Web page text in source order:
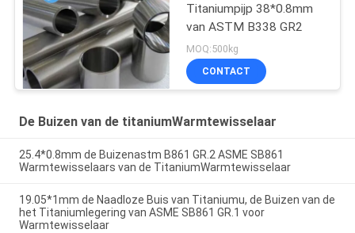
Titaniumpijp 38*0.8mm
van ASTM B338 GR2
MOQ:500kg
CONTACT
De Buizen van de titaniumWarmtewisselaar
25.4*0.8mm de Buizenastm B861 GR.2 ASME SB861
Warmtewisselaars van de TitaniumWarmtewisselaar
19.05*1mm de Naadloze Buis van Titaniumu, de Buizen van de
het Titaniumlegering van ASME SB861 GR.1 voor
Warmtewisselaar